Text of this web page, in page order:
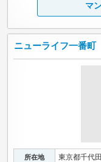
マ
ニューライフ一番町
所在地 東京都千代